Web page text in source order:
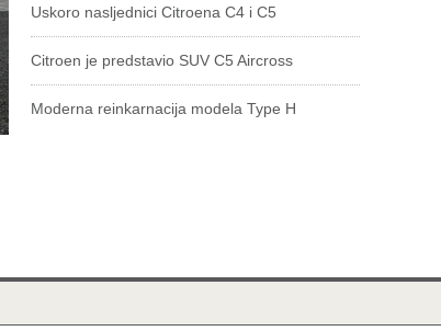
Uskoro nasljednici Citroena C4 i C5
Citroen je predstavio SUV C5 Aircross
Moderna reinkarnacija modela Type H